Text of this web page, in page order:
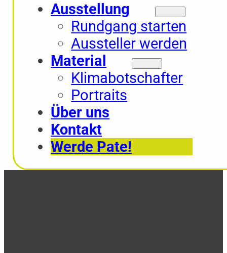
Ausstellung
Rundgang starten
Aussteller werden
Material
Klimabotschafter
Portraits
Über uns
Kontakt
Werde Pate!